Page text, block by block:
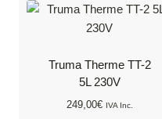
Truma Therme TT-2
5L 230V
249,00€ IVA Inc.